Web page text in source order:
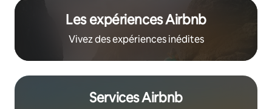
Les expériences Airbnb
Vivez des expériences inédites
Services Airbnb